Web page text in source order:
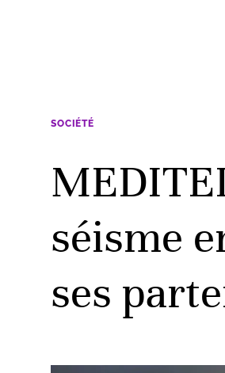
SOCIÉTÉ
séisme
ses